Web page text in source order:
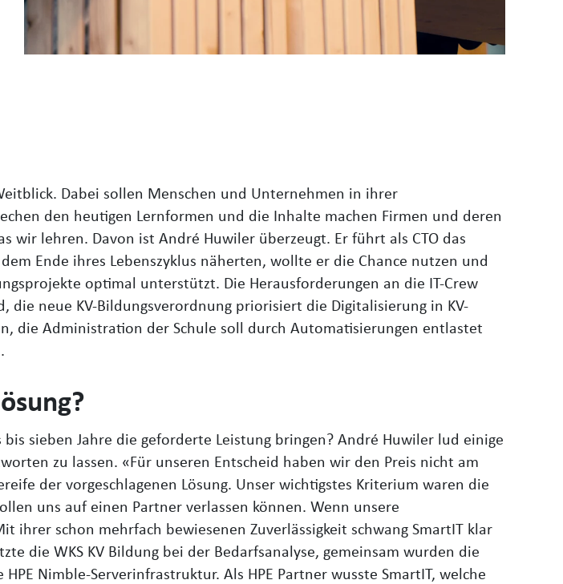
Dabei sollen Menschen und Unternehmen in ihrer
den heutigen Lernformen und die Inhalte machen Firmen und deren
lehren. Davon ist André Huwiler überzeugt. Er führt als CTO das
Ende ihres Lebenszyklus näherten, wollte er die Chance nutzen und
optimal unterstützt. Die Herausforderungen an die IT-Crew
die neue KV-Bildungsverordnung priorisiert die Digitalisierung in KV-
die Administration der Schule soll durch Automatisierungen entlastet
sieben Jahre die geforderte Leistung bringen? André Huwiler lud einige
zu lassen. «Für unseren Entscheid haben wir den Preis nicht am
der vorgeschlagenen Lösung. Unser wichtigstes Kriterium waren die
uns auf einen Partner verlassen können. Wenn unsere
schon mehrfach bewiesenen Zuverlässigkeit schwang SmartIT klar
die WKS KV Bildung bei der Bedarfsanalyse, gemeinsam wurden die
Nimble-Serverinfrastruktur. Als HPE Partner wusste SmartIT, welche